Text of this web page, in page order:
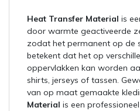
Heat Transfer Material is
door warmte geactiveerde
zodat het permanent op de
betekent dat het op
oppervlakken kan worden
shirts, jerseys of tassen.
van op maat gemaakte
Material is een